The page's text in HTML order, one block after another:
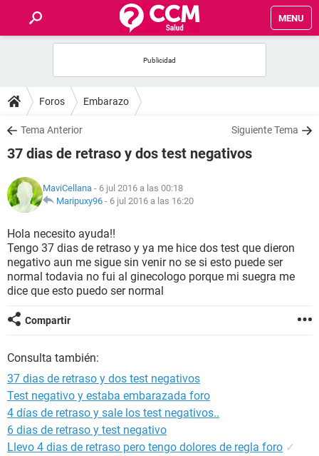
MENU
FOROS
SALUD
NUTRICIÓN
BIENESTAR
SEXUALIDAD
GLOSARIO
Foros Embarazo
Tema Anterior Siguiente Tema
37 dias de retraso y dos test negativos
MaviCellana - 6 jul 2016 a las 00:18
Maripuxy96 - 6 jul 2016 a las 16:20
Hola necesito ayuda!!
Tengo 37 dias de retraso y ya me hice dos test que dieron
negativo aun me sigue sin venir no se si esto puede ser
normal todavia no fui al ginecologo porque mi suegra me
dice que esto puedo ser normal
Compartir
Consulta también:
37 dias de retraso y dos test negativos
Test negativo y estaba embarazada foro
4 días de retraso y sale los test negativos..
6 dias de retraso y test negativo
Llevo 4 dias de retraso pero tengo dolores de regla foro ✓